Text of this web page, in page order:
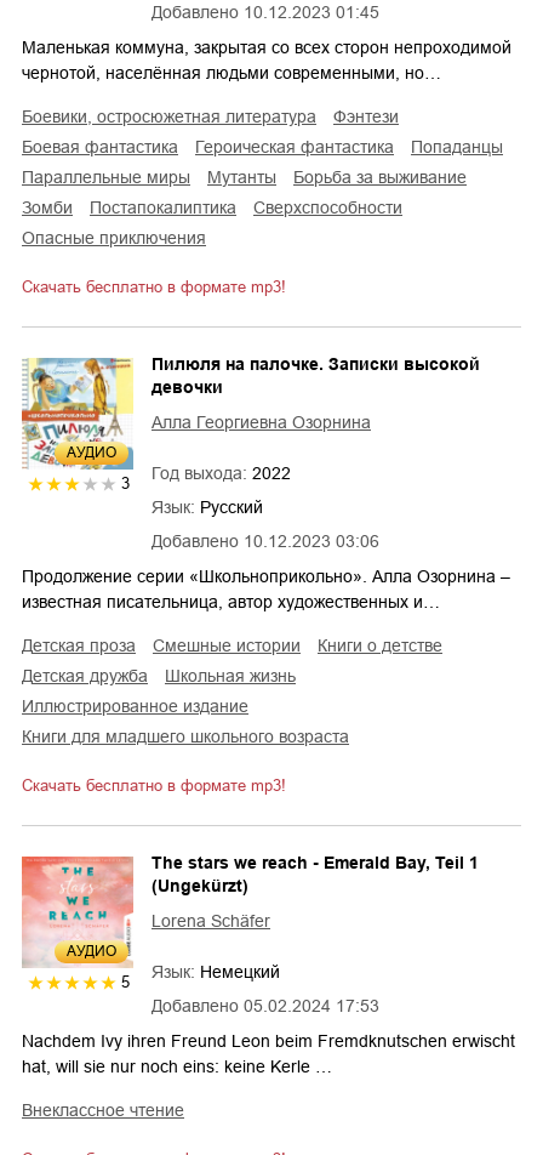
Добавлено 10.12.2023 01:45
Маленькая коммуна, закрытая со всех сторон непроходимой
чернотой, населённая людьми современными, но…
боевики, остросюжетная литература
фэнтези
боевая фантастика
героическая фантастика
попаданцы
параллельные миры
мутанты
борьба за выживание
зомби
постапокалиптика
сверхспособности
опасные приключения
Скачать бесплатно в формате mp3!
AУДИО
3
Добавлено 10.12.2023 03:06
Пилюля на палочке. Записки высокой
девочки
Алла Георгиевна Озорнина
Год выхода: 2022
Язык: Русский
Продолжение серии «Школьноприкольно». Алла Озорнина –
известная писательница, автор художественных и…
детская проза смешные истории
книги о детстве
детская дружба
школьная жизнь
иллюстрированное издание
книги для младшего школьного возраста
Скачать бесплатно в формате mp3!
AУДИО
5
Добавлено 05.02.2024 17:53
The stars we reach - Emerald Bay, Teil 1
(Ungekürzt)
Lorena Schäfer
Язык: Немецкий
Nachdem Ivy ihren Freund Leon beim Fremdknutschen erwischt
hat, will sie nur noch eins: keine Kerle …
внеклассное чтение